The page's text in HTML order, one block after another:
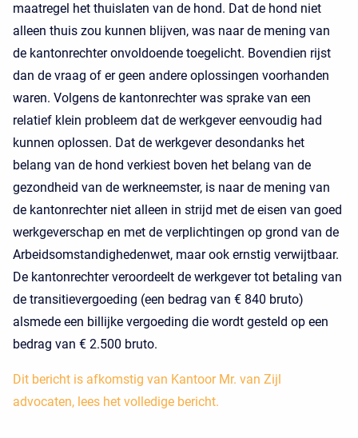
maatregel het thuislaten van de hond. Dat de hond niet
alleen thuis zou kunnen blijven, was naar de mening van
de kantonrechter onvoldoende toegelicht. Bovendien rijst
dan de vraag of er geen andere oplossingen voorhanden
waren. Volgens de kantonrechter was sprake van een
relatief klein probleem dat de werkgever eenvoudig had
kunnen oplossen. Dat de werkgever desondanks het
belang van de hond verkiest boven het belang van de
gezondheid van de werkneemster, is naar de mening van
de kantonrechter niet alleen in strijd met de eisen van goed
werkgeverschap en met de verplichtingen op grond van de
Arbeidsomstandighedenwet, maar ook ernstig verwijtbaar.
De kantonrechter veroordeelt de werkgever tot betaling van
de transitievergoeding (een bedrag van € 840 bruto)
alsmede een billijke vergoeding die wordt gesteld op een
bedrag van € 2.500 bruto.
Dit bericht is afkomstig van Kantoor Mr. van Zijl
advocaten, lees het volledige bericht.